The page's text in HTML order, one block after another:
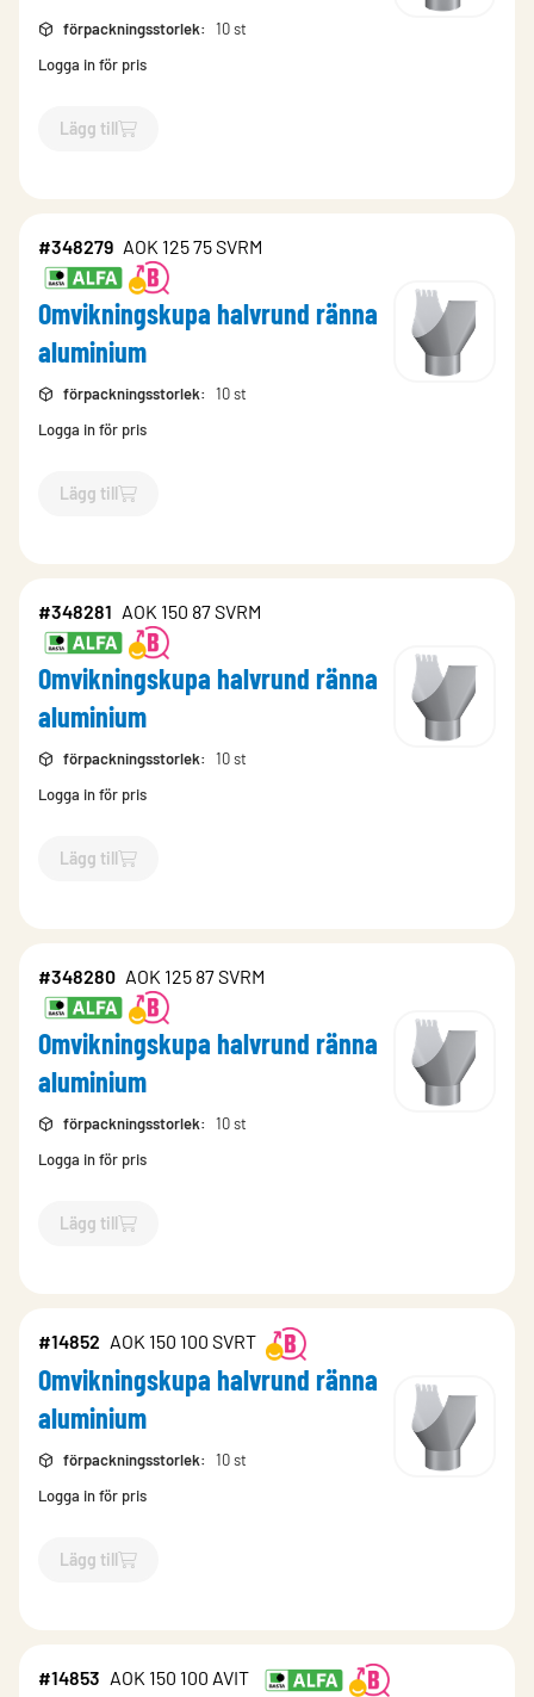
förpackningsstorlek:
10 st
Logga in för pris
Lägg till
`$Lägg till
#348279 AOK 125 75 SVRM
Omvikningskupa halvrund ränna
aluminium
förpackningsstorlek:
10 st
Logga in för pris
Lägg till
`$Lägg till
#348281 AOK 150 87 SVRM
Omvikningskupa halvrund ränna
aluminium
förpackningsstorlek:
10 st
Logga in för pris
Lägg till
`$Lägg till
#348280 AOK 125 87 SVRM
Omvikningskupa halvrund ränna
aluminium
förpackningsstorlek:
10 st
Logga in för pris
Lägg till
`$Lägg till
#14852 AOK 150 100 SVRT
Omvikningskupa halvrund ränna
aluminium
förpackningsstorlek:
10 st
Logga in för pris
Lägg till
`$Lägg till
#14853 AOK 150 100 AVIT